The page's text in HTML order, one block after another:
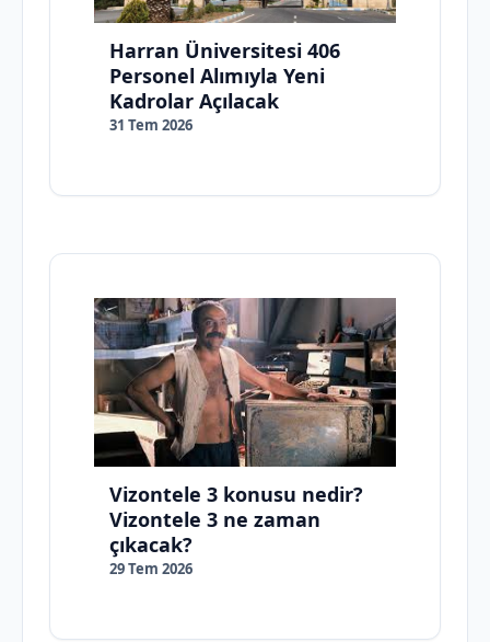
Harran Üniversitesi 406
Personel Alımıyla Yeni
Kadrolar Açılacak
31 Tem 2026
Vizontele 3 konusu nedir?
Vizontele 3 ne zaman
çıkacak?
29 Tem 2026